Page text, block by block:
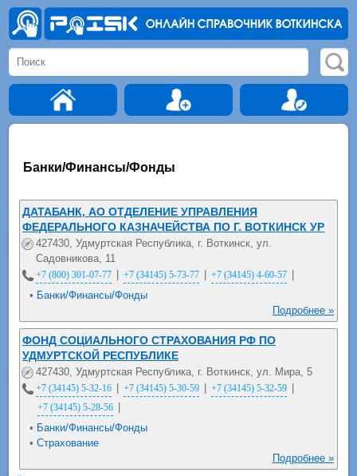
Банки/Финансы/Фонды
ДАТАБАНК, АО ОТДЕЛЕНИЕ УПРАВЛЕНИЯ
ФЕДЕРАЛЬНОГО КАЗНАЧЕЙСТВА ПО Г. ВОТКИНСК УР
427430, Удмуртская Республика, г. Воткинск, ул.
Садовникова, 11
+7 (800) 301-07-77 | +7 (34145) 5-73-77 | +7 (34145) 4-60-57 |
• Банки/Финансы/Фонды
Подробнее »
ФОНД СОЦИАЛЬНОГО СТРАХОВАНИЯ РФ ПО
УДМУРТСКОЙ РЕСПУБЛИКЕ
427430, Удмуртская Республика, г. Воткинск, ул. Мира, 5
+7 (34145) 5-32-16 | +7 (34145) 5-30-59 | +7 (34145) 5-32-59 |
+7 (34145) 5-28-56 |
• Банки/Финансы/Фонды
• Страхование
Подробнее »